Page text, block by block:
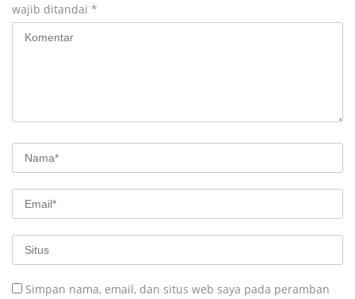
wajib ditandai *
Simpan nama, email, dan situs web saya pada peramban